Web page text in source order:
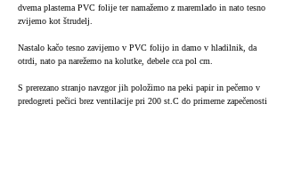
dvema plastema PVC folije ter namažemo z maremlado in nato tesno
zvijemo kot štrudelj.
Nastalo kačo tesno zavijemo v PVC folijo in damo v hladilnik, da
otrdi, nato pa narežemo na kolutke, debele cca pol cm.
S prerezano stranjo navzgor jih položimo na peki papir in pečemo v
predogreti pečici brez ventilacije pri 200 st.C do primerne zapečenosti